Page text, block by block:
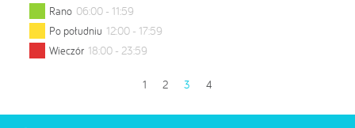
Rano 06:00 - 11:59
Po południu 12:00 - 17:59
Wieczór 18:00 - 23:59
1 2 3 4